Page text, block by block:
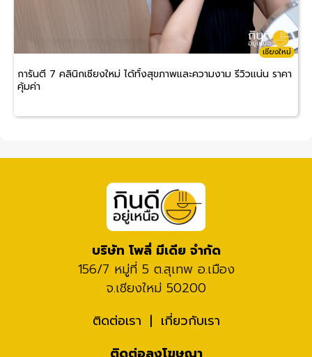
เชียงใหม่
การันตี 7 คลินิกเชียงใหม่ ได้ทั้งสุขภาพและความงาม รีวิวแน่น ราคา
คุ้มค่า
บริษัท โพลี่ มีเดีย จำกัด
156/7 หมู่ที่ 5 ต.สุเทพ อ.เมือง
จ.เชียงใหม่ 50200
ติดต่อเรา
เกี่ยวกับเรา